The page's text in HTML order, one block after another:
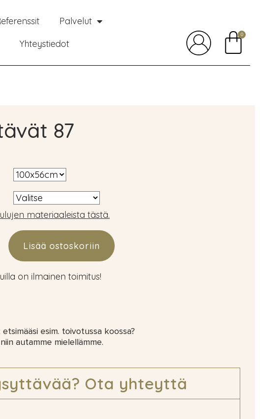
Palvelut
Yhteystiedot
0
87
materiaaleista tästä.
Lisää ostoskoriin
on ilmainen toimitus!
esim. toivotussa koossa?
autamme mielellämme.
Ota yhteyttä